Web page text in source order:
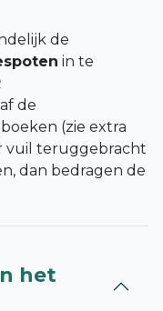
de
in te
de
(zie extra
vuil teruggebracht
dan bedragen de
het